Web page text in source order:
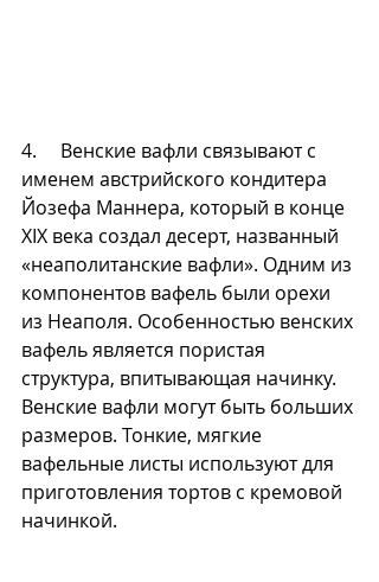
4.     Венские вафли связывают с
именем австрийского кондитера
Йозефа Маннера, который в конце
XIX века создал десерт, названный
«неаполитанские вафли». Одним из
компонентов вафель были орехи
из Неаполя. Особенностью венских
вафель является пористая
структура, впитывающая начинку.
Венские вафли могут быть больших
размеров. Тонкие, мягкие
вафельные листы используют для
приготовления тортов с кремовой
начинкой.